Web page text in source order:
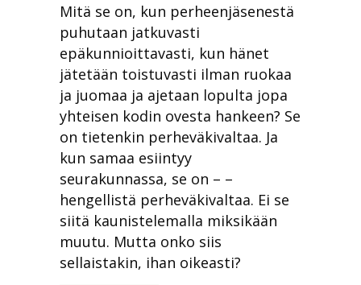
Mitä se on, kun perheenjäsenestä
puhutaan jatkuvasti
epäkunnioittavasti, kun hänet
jätetään toistuvasti ilman ruokaa
ja juomaa ja ajetaan lopulta jopa
yhteisen kodin ovesta hankeen? Se
on tietenkin perheväkivaltaa. Ja
kun samaa esiintyy
seurakunnassa, se on – –
hengellistä perheväkivaltaa. Ei se
siitä kaunistelemalla miksikään
muutu. Mutta onko siis
sellaistakin, ihan oikeasti?